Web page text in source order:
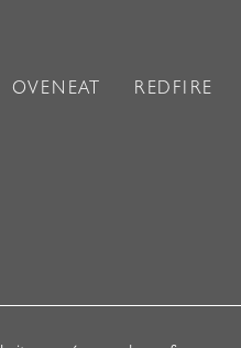
OVENEAT REDFIRE